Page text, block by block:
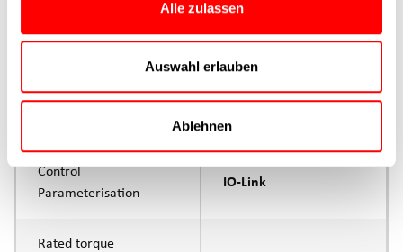
Alle zulassen
Auswahl erlauben
Ablehnen
Continuous operation
100N
200N
Control
Parameterisation
IO-Link
Rated torque